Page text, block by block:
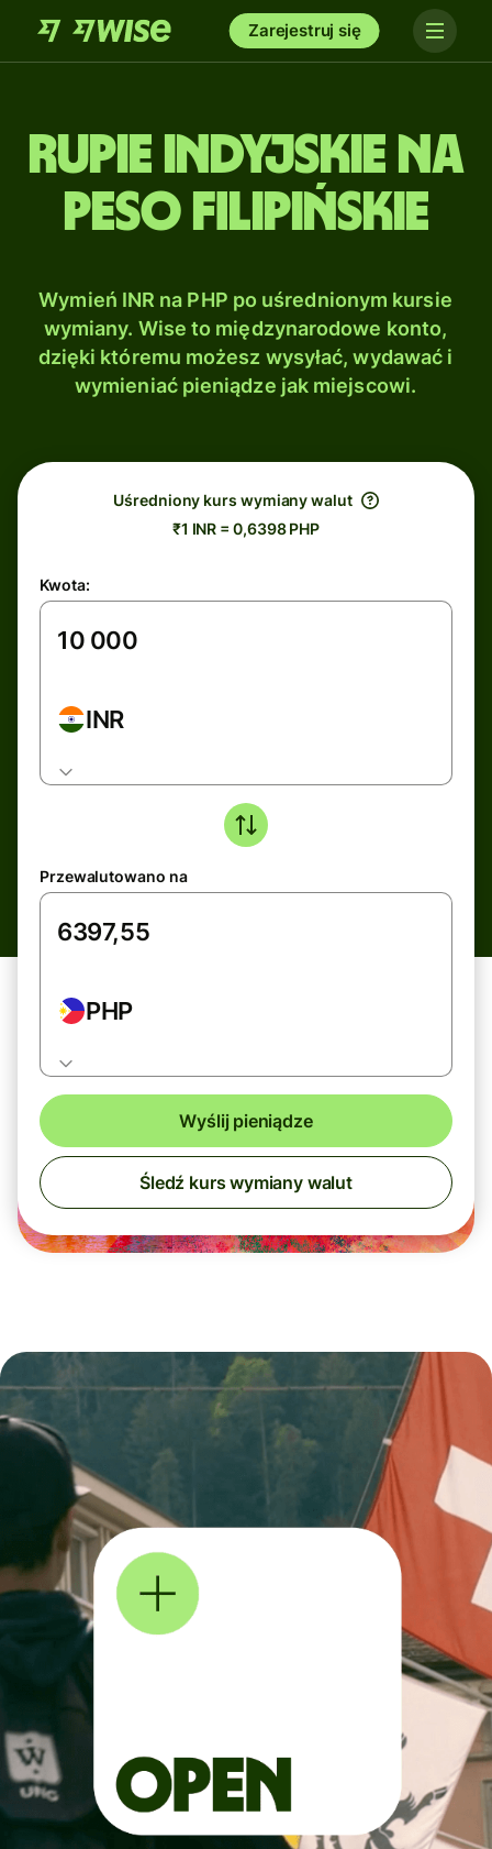
Zarejestruj się
Rupie indyjskie na
Peso filipińskie
Wymień INR na PHP po uśrednionym kursie
wymiany. Wise to międzynarodowe konto,
dzięki któremu możesz wysyłać, wydawać i
wymieniać pieniądze jak miejscowi.
Uśredniony kurs wymiany walut
₹1 INR = 0,6398 PHP
Kwota:
INR
Przewalutowano na
PHP
Wyślij pieniądze
Śledź kurs wymiany walut